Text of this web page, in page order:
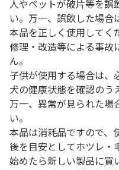
人やペットが破片等を誤
い。万一、誤飲した場合
本品を正しく使用してく
修理・改造等による事故
ん。
子供が使用する場合は、
犬の健康状態を確認のう
万一、異常が見られた場
い。
本品は消耗品ですので、
後を目安としてホツレ・
始めたら新しい製品に買